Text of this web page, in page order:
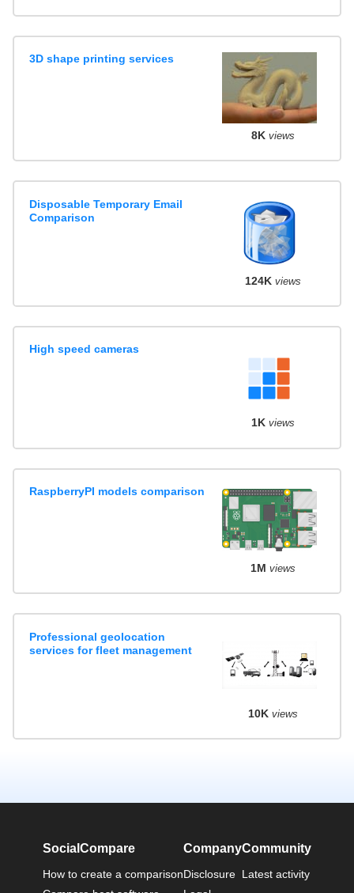
3D shape printing services
8K views
Disposable Temporary Email
Comparison
124K views
High speed cameras
1K views
RaspberryPI models comparison
1M views
Professional geolocation
services for fleet management
10K views
SocialCompare
How to create a comparison
Company
Disclosure
Community
Latest activity